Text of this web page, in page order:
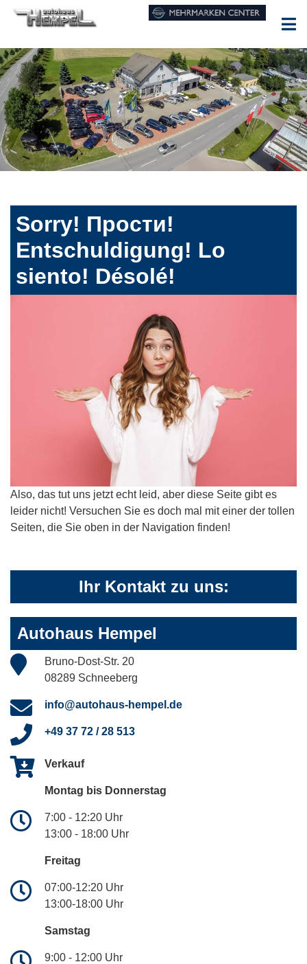
Sorry! Прости!
Entschuldigung! Lo
siento! Désolé!
Also, das tut uns jetzt echt leid, aber diese Seite gibt es
leider nicht! Versuchen Sie es doch mal mit einer der tollen
Seiten, die Sie oben in der Navigation finden!
Ihr Kontakt zu uns:
Autohaus Hempel
Bruno-Dost-Str. 20
08289 Schneeberg
info@autohaus-hempel.de
+49 37 72 / 28 513
Verkauf
Montag bis Donnerstag
7:00 - 12:20 Uhr
13:00 - 18:00 Uhr
Freitag
07:00-12:20 Uhr
13:00-18:00 Uhr
Samstag
9:00 - 12:00 Uhr